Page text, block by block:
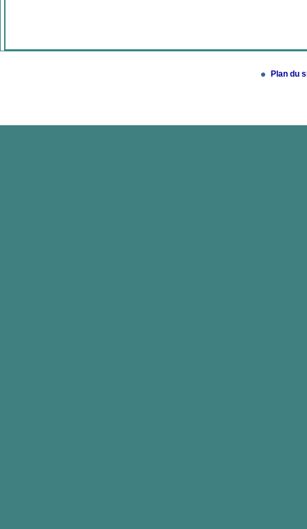
Plan du